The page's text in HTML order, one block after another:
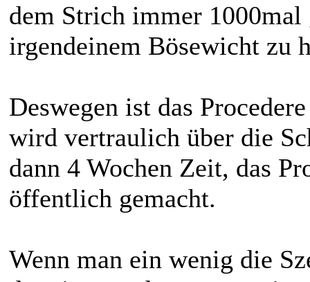
dem Strich immer
irgendeinem Bösewicht zu
Deswegen ist das
wird vertraulich über die
dann 4 Wochen Zeit, das
öffentlich gemacht.
Wenn man ein wenig die